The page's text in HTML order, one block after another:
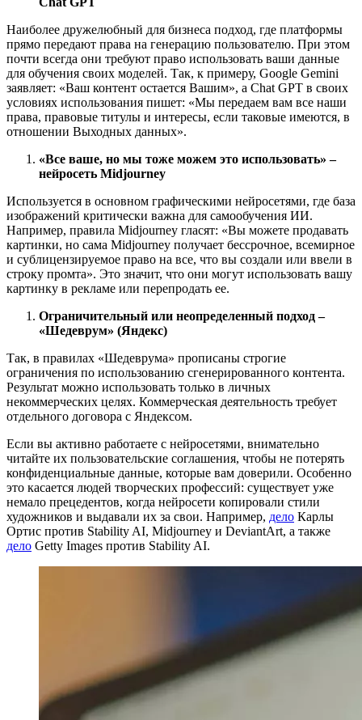
Наиболее дружелюбный для бизнеса подход, где платформы
прямо передают права на генерацию пользователю. При этом
почти всегда они требуют право использовать ваши данные
для обучения своих моделей. Так, к примеру, Google Gemini
заявляет: «Ваш контент остается Вашим», а Chat GPT в своих
условиях использования пишет: «Мы передаем вам все наши
права, правовые титулы и интересы, если таковые имеются, в
отношении Выходных данных».
«Все ваше, но мы тоже можем это использовать» –
нейросеть Midjourney
Используется в основном графическими нейросетями, где база
изображений критически важна для самообучения ИИ.
Например, правила Midjourney гласят: «Вы можете продавать
картинки, но сама Midjourney получает бессрочное, всемирное
и сублицензируемое право на все, что вы создали или ввели в
строку промта». Это значит, что они могут использовать вашу
картинку в рекламе или перепродать ее.
Ограничительный или неопределенный подход –
«Шедеврум» (Яндекс)
Так, в правилах «Шедеврума» прописаны строгие
ограничения по использованию сгенерированного контента.
Результат можно использовать только в личных
некоммерческих целях. Коммерческая деятельность требует
отдельного договора с Яндексом.
Если вы активно работаете с нейросетями, внимательно
читайте их пользовательские соглашения, чтобы не потерять
конфиденциальные данные, которые вам доверили. Особенно
это касается людей творческих профессий: существует уже
немало прецедентов, когда нейросети копировали стили
художников и выдавали их за свои. Например, дело Карлы
Ортис против Stability AI, Midjourney и DeviantArt, а также
дело Getty Images против Stability AI.